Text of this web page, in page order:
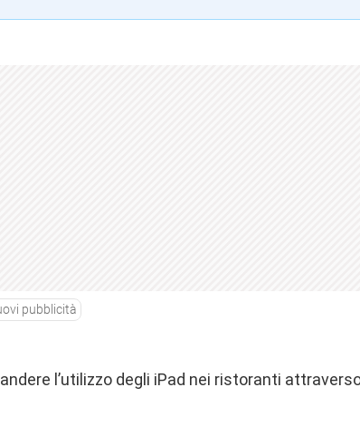
pubblicità
l’utilizzo degli iPad nei ristoranti